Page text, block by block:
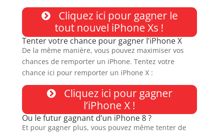
Cliquez ici pour gagner le
tout nouvel iPhone Xs !
Tenter votre chance pour gagner l’iPhone X
De la même manière, vous pouvez maximiser vos
chances de remporter un iPhone. Tentez votre
chance ici pour remporter un iPhone X :
Cliquez ici pour gagner
l’iPhone X !
Ou le futur gagnant d’un iPhone 8 ?
Et pour gagner plus, vous pouvez même tenter de